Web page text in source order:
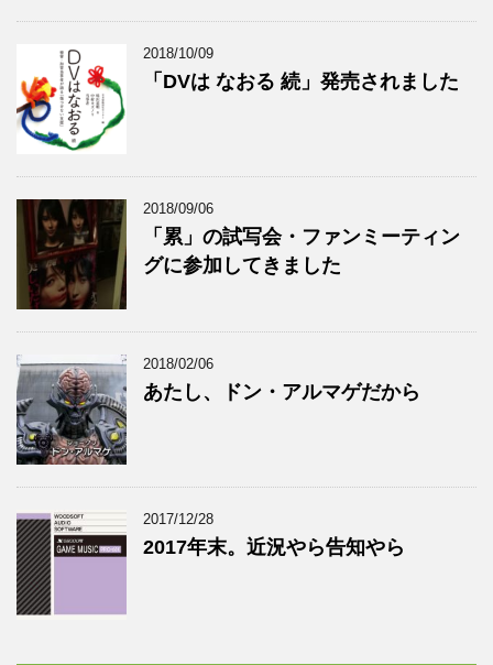
2018/10/09
「DVは なおる 続」発売されました
2018/09/06
「累」の試写会・ファンミーティン
グに参加してきました
2018/02/06
あたし、ドン・アルマゲだから
2017/12/28
2017年末。近況やら告知やら